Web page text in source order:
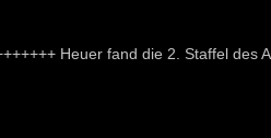
Heuer fand die 2. Staffel des